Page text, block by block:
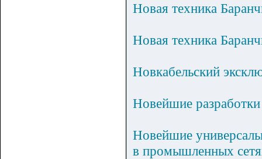
Новая техника
Новая техника
Новкабельский
Новейшие
Новейшие
в промышленных